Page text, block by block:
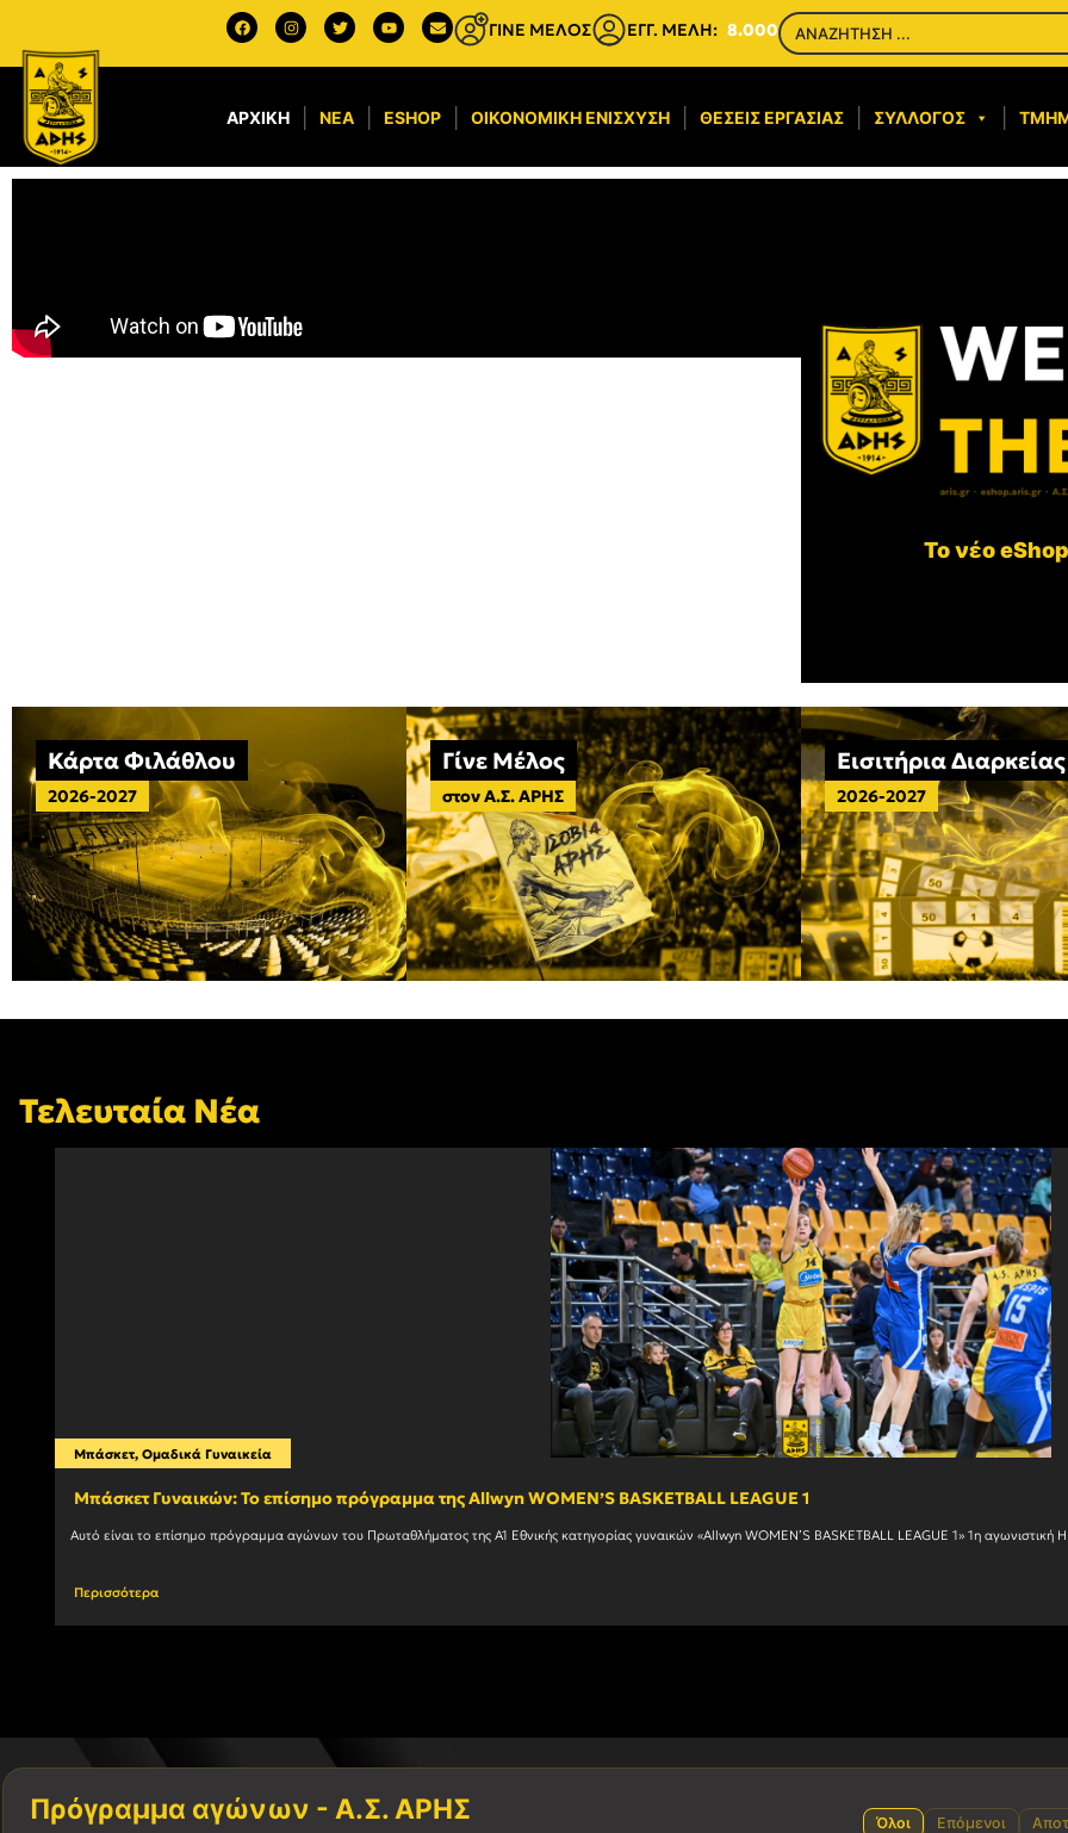
ΓΙΝΕ ΜΕΛΟΣ ΕΓΓ. ΜΕΛΗ: 8.000
ΑΡΧΙΚΉ ΝΈΑ ESHOP ΟΙΚΟΝΟΜΙΚΉ ΕΝΊΣΧΥΣΗ​ ΘΈΣΕΙΣ ΕΡΓΑΣΊΑΣ ΣΎΛΛΟΓΟΣ
Το νέο
Κάρτα Φιλάθλου
2026-2027
Γίνε Μέλος
στον Α.Σ. ΑΡΗΣ
Εισιτήρια Διαρκείας
2026-2027
Τελευταία Νέα
Μπάσκετ, Ομαδικά Γυναικεία
Mπάσκετ Γυναικών: Το επίσημο πρόγραμμα της Allwyn WOMEN’S BASKETBALL LEAGUE 1
Περισσότερα
Πρόγραμμα αγώνων - Α.Σ. ΑΡΗΣ Όλοι Επόμενοι